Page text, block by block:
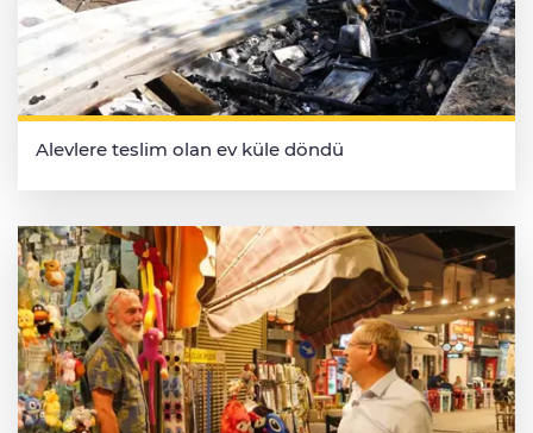
Alevlere teslim olan ev küle döndü